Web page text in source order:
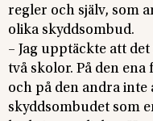
regler och själv, som
olika skyddsombud.
– Jag upptäckte att
två skolor. På den
och på den andra inte
skyddsombudet som